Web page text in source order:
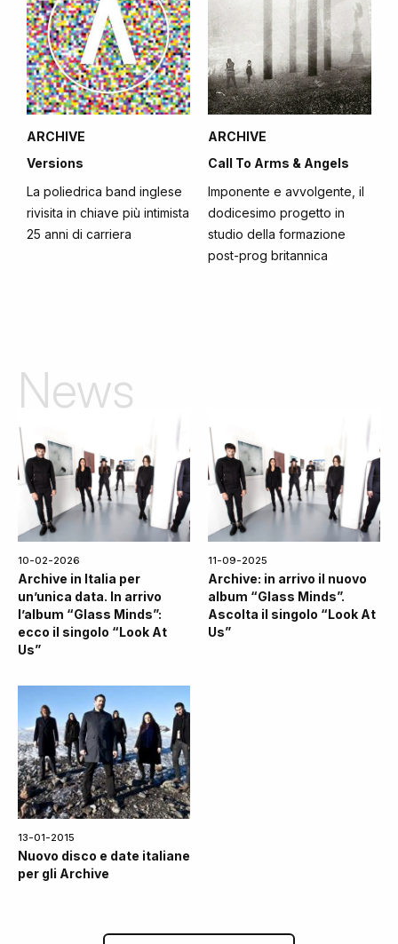
ARCHIVE
Versions
La poliedrica band inglese
rivisita in chiave più intimista
25 anni di carriera
ARCHIVE
Call To Arms & Angels
Imponente e avvolgente, il
dodicesimo progetto in
studio della formazione
post-prog britannica
News
10-02-2026
Archive in Italia per
un’unica data. In arrivo
l’album “Glass Minds”:
ecco il singolo “Look At
Us”
11-09-2025
Archive: in arrivo il nuovo
album “Glass Minds”.
Ascolta il singolo “Look At
Us”
13-01-2015
Nuovo disco e date italiane
per gli Archive